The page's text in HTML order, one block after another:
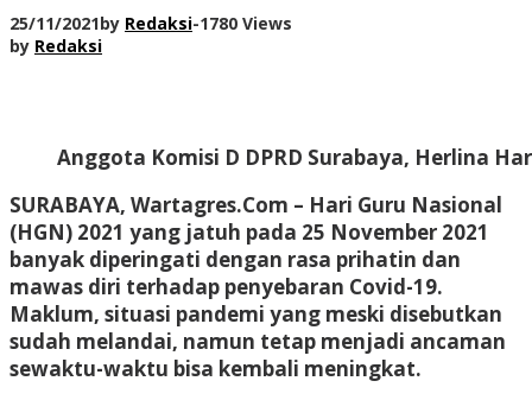
25/11/2021by Redaksi-1780 Views
by Redaksi
Anggota Komisi D DPRD Surabaya, Herlina
SURABAYA, Wartagres.Com – Hari Guru Nasional
(HGN) 2021 yang jatuh pada 25 November 2021
banyak diperingati dengan rasa prihatin dan
mawas diri terhadap penyebaran Covid-19.
Maklum, situasi pandemi yang meski disebutkan
sudah melandai, namun tetap menjadi ancaman
sewaktu-waktu bisa kembali meningkat.